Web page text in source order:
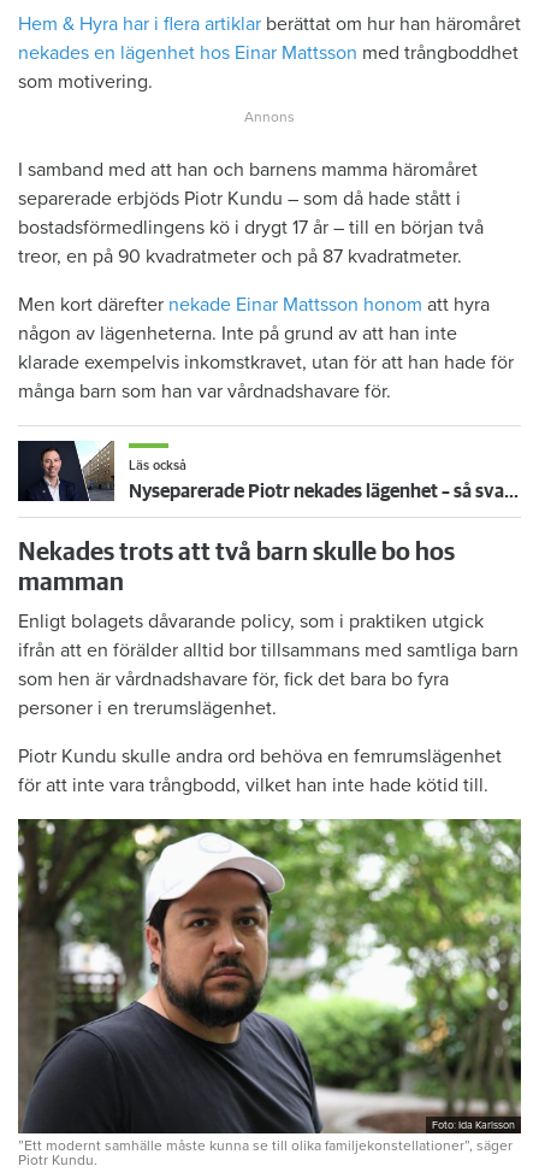
Hem & Hyra har i flera artiklar berättat om hur han häromåret
nekades en lägenhet hos Einar Mattsson med trångboddhet
som motivering.
I samband med att han och barnens mamma häromåret
separerade erbjöds Piotr Kundu – som då hade stått i
bostadsförmedlingens kö i drygt 17 år – till en början två
treor, en på 90 kvadratmeter och på 87 kvadratmeter.
Men kort därefter nekade Einar Mattsson honom att hyra
någon av lägenheterna. Inte på grund av att han inte
klarade exempelvis inkomstkravet, utan för att han hade för
många barn som han var vårdnadshavare för.
Läs också
Nyseparerade Piotr nekades lägenhet – så svarar Einar Mattssons vd
Nekades trots att två barn skulle bo hos
mamman
Enligt bolagets dåvarande policy, som i praktiken utgick
ifrån att en förälder alltid bor tillsammans med samtliga barn
som hen är vårdnadshavare för, fick det bara bo fyra
personer i en trerumslägenhet.
Piotr Kundu skulle andra ord behöva en femrumslägenhet
för att inte vara trångbodd, vilket han inte hade kötid till.
Foto: Ida Karlsson
”Ett modernt samhälle måste kunna se till olika familjekonstellationer”, säger
Piotr Kundu.